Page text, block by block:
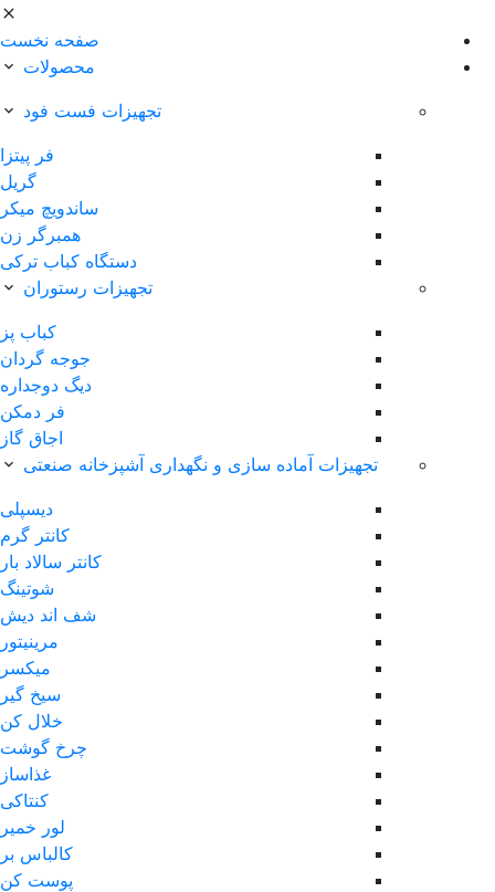
صفحه نخست
محصولات
تجهیزات فست فود
فر پیتزا
گریل
ساندویچ میکر
همبرگر زن
دستگاه کباب ترکی
تجهیزات رستوران
کباب پز
جوجه گردان
دیگ دوجداره
فر دمکن
اجاق گاز
تجهیزات آماده سازی و نگهداری آشپزخانه صنعتی
دیسپلی
کانتر گرم
کانتر سالاد بار
شوتینگ
شف اند دیش
مرینیتور
میکسر
سیخ گیر
خلال کن
چرخ گوشت
غذاساز
کنتاکی
لور خمیر
کالباس بر
پوست کن